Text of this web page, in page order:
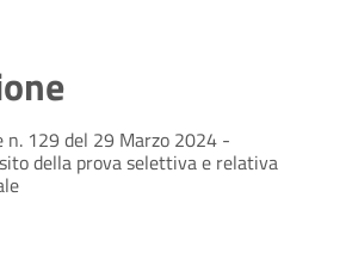
n. 129 del 29 Marzo 2024 -
della prova selettiva e relativa